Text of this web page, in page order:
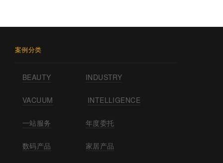
案例分类
BEAUTY INDUSTRY
VACUUM INTELLIGENCE
一站服务 年度委托
数码产品 家居产品